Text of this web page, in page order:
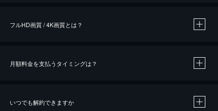
※40％ポイント還元の対象は、クレジットカード決済による作品の購入 / レンタルです。
フルHD画質 / 4K画質とは？
月額料金を支払うタイミングは？
いつでも解約できますか